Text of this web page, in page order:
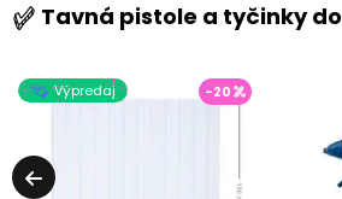
Tavná pistole a tyčinky
Výpredaj -20